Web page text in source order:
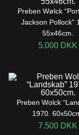
Preben Wølck
Jackson Pollock”
55x46cm.
5.000 DKK
Preben Wolck
1970.
7.500 DKK